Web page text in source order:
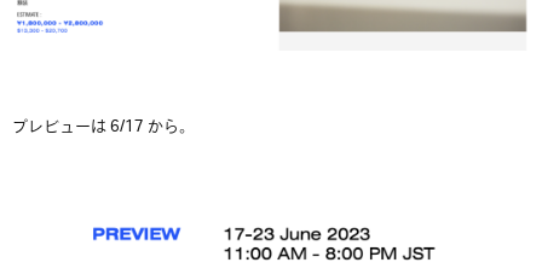
プレビューは 6/17 から。